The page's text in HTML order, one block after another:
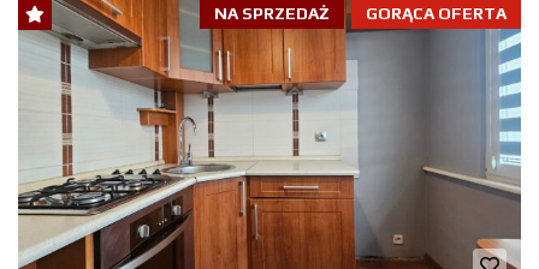
GORĄCA OFERTA
NA SPRZEDAŻ